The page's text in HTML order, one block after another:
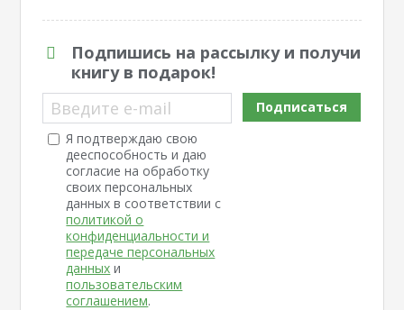
Подпишись на рассылку и получи
книгу в подарок!
Введите e-mail
Я подтверждаю свою
дееспособность и даю
согласие на обработку
своих персональных
данных в соответствии с
политикой о
конфиденциальности и
передаче персональных
данных и
пользовательским
соглашением.
Подписаться